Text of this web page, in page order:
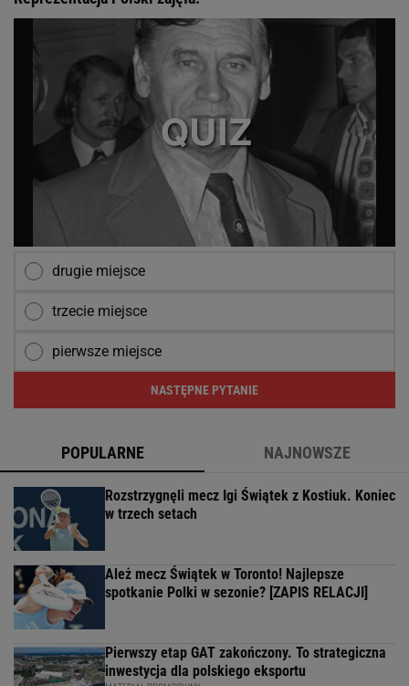
drugie miejsce
trzecie miejsce
pierwsze miejsce
NASTĘPNE PYTANIE
POPULARNE NAJNOWSZE
Rozstrzygnęli mecz Igi Świątek z Kostiuk. Koniec
w trzech setach
Ależ mecz Świątek w Toronto! Najlepsze
spotkanie Polki w sezonie? [ZAPIS RELACJI]
Pierwszy etap GAT zakończony. To strategiczna
inwestycja dla polskiego eksportu